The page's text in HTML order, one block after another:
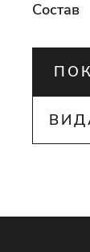
Состав